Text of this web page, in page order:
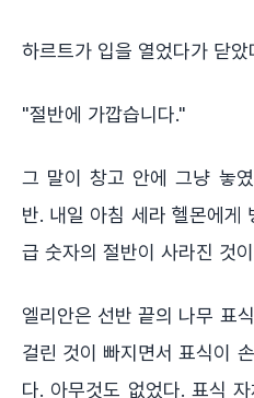
하르트가 입을 열었다가 닫
"절반에 가깝습니다."
그 말이 창고 안에 그냥 놓
반. 내일 아침 세라 헬몬에게
급 숫자의 절반이 사라진 것
엘리안은 선반 끝의 나무 표
걸린 것이 빠지면서 표식이
다. 아무것도 없었다. 표식